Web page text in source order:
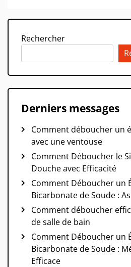
Rechercher
Derniers messages
Comment déboucher un
avec une ventouse
Comment Déboucher le
Douche avec Efficacité
Comment Déboucher un
Bicarbonate de Soude :
Comment déboucher
de salle de bain
Comment Déboucher un
Bicarbonate de Soude :
Efficace